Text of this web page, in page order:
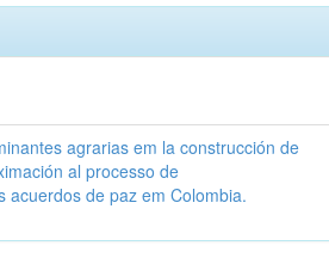
agrarias em la construcción de
al processo de
acuerdos de paz em Colombia.